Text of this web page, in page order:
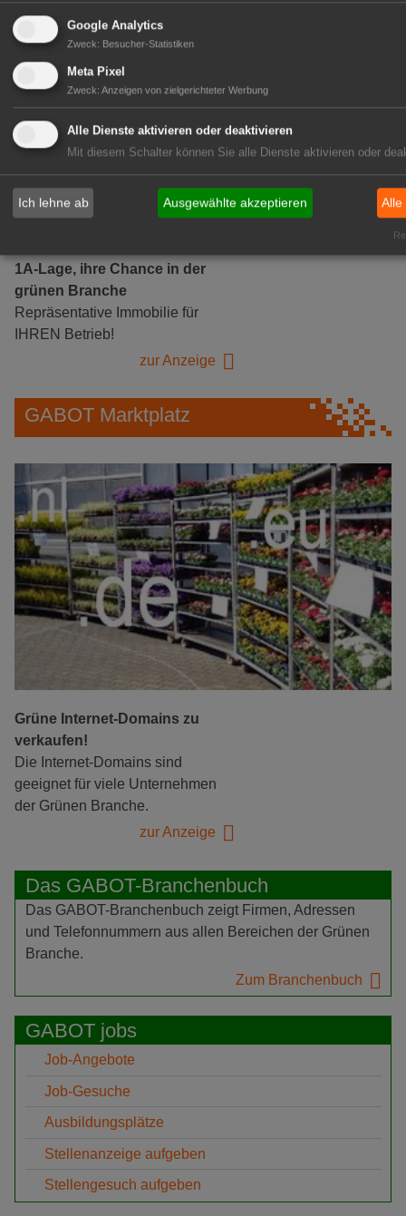
Gärtnerei Hanns
Mitarbeiter (m/w/d) für unsere
Logistikhalle
Herongen
zur Stellenanzeige
GABOT Immobilienangebote
1A-Lage, ihre Chance in der
grünen Branche
Repräsentative Immobilie für
IHREN Betrieb!
zur Anzeige
GABOT Marktplatz
Grüne Internet-Domains zu
verkaufen!
Die Internet-Domains sind
geeignet für viele Unternehmen
der Grünen Branche.
zur Anzeige
Das GABOT-Branchenbuch
Das GABOT-Branchenbuch zeigt Firmen, Adressen
und Telefonnummern aus allen Bereichen der Grünen
Branche.
Zum Branchenbuch
GABOT jobs
Job-Angebote
Job-Gesuche
Ausbildungsplätze
Stellenanzeige aufgeben
Stellengesuch aufgeben
Google Analytics
Zweck: Besucher-Statistiken
Meta Pixel
Zweck: Anzeigen von zielgerichteter Werbung
Alle Dienste aktivieren oder deaktivieren
Mit diesem Schalter können Sie alle Dienste aktivieren oder
Ich lehne ab Ausgewählte akzeptieren Alle